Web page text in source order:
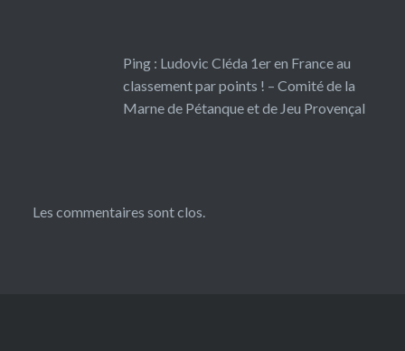
Ping : Ludovic Cléda 1er en France au
classement par points ! – Comité de la
Marne de Pétanque et de Jeu Provençal
Les commentaires sont clos.